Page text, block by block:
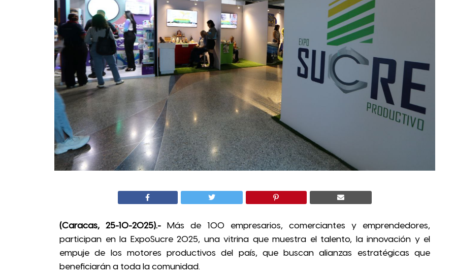
(Caracas, 25-10-2025).- Más de 100 empresarios, comerciantes y emprendedores,
participan en la ExpoSucre 2025, una vitrina que muestra el talento, la innovación y el
empuje de los motores productivos del país, que buscan alianzas estratégicas que
beneficiarán a toda la comunidad.